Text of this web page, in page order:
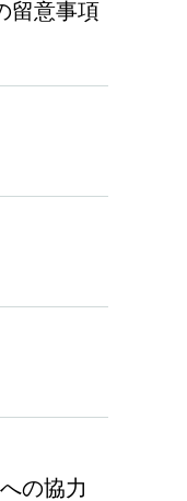
留意事項
の協力